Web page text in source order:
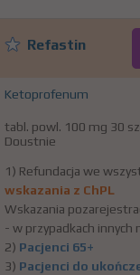
Refastin
Ketoprofenum
tabl. powl. 100 mg 30
Doustnie
1) Refundacja we
wskazania z ChPL
Wskazania
- w przypadkach innych
2) Pacjenci 65+
3) Pacjenci do